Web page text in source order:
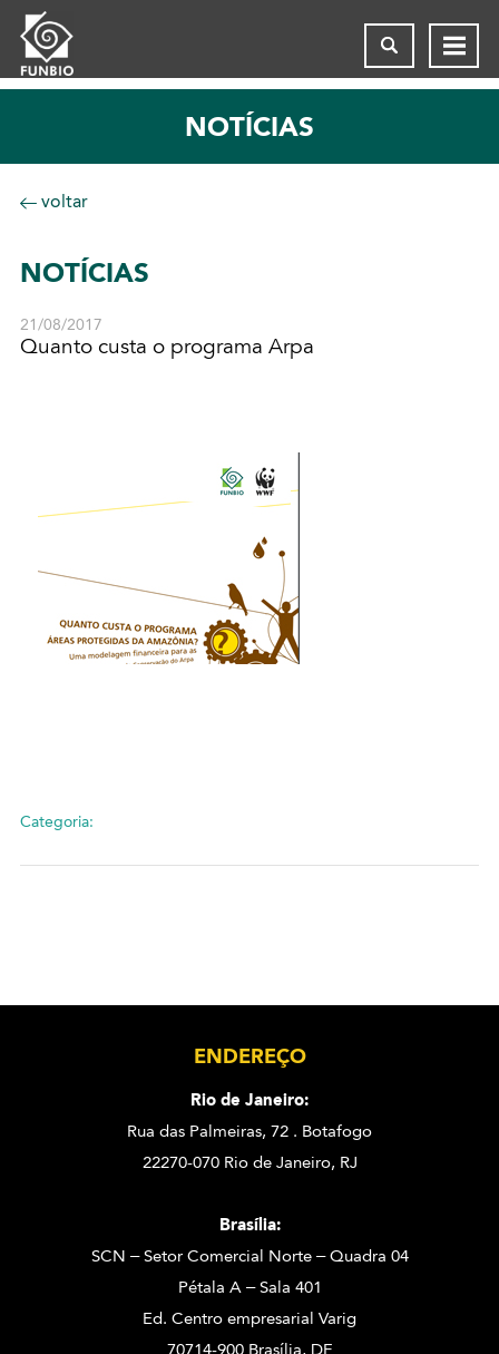
NOTÍCIAS
voltar
NOTÍCIAS
21/08/2017
Quanto custa o programa Arpa
Categoria:
ENDEREÇO
Rio de Janeiro:
Rua das Palmeiras, 72 . Botafogo
22270-070 Rio de Janeiro, RJ
Brasília:
SCN – Setor Comercial Norte – Quadra 04
Pétala A – Sala 401
Ed. Centro empresarial Varig
70714-900 Brasília, DF